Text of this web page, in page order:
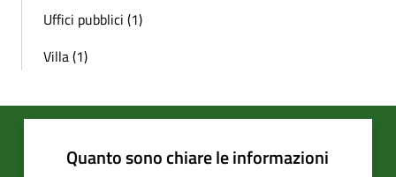
Uffici pubblici (1)
Villa (1)
Quanto sono chiare le informazioni